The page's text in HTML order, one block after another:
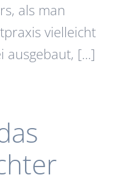
als man
vielleicht
[...]